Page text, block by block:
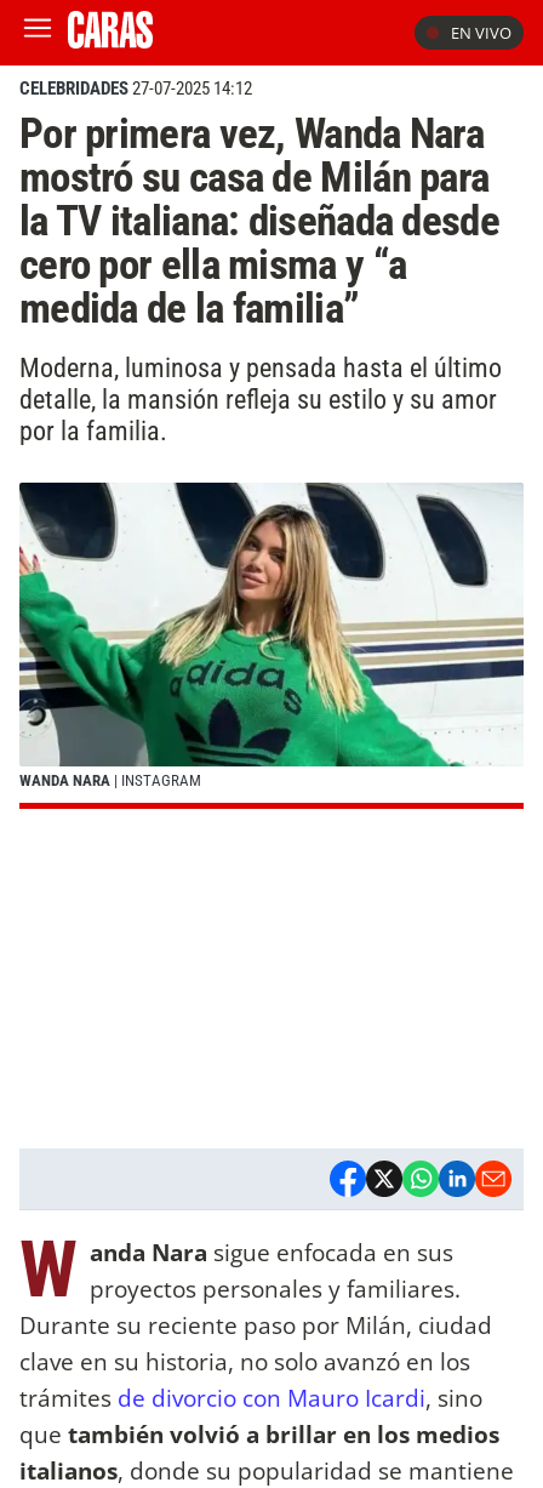
EN VIVO
CELEBRIDADES27-07-2025 14:12
Por primera vez, Wanda Nara
mostró su casa de Milán para
la TV italiana: diseñada desde
cero por ella misma y “a
medida de la familia”
Moderna, luminosa y pensada hasta el último
detalle, la mansión refleja su estilo y su amor
por la familia.
WANDA NARA | INSTAGRAM
W anda Nara sigue enfocada en sus
proyectos personales y familiares.
Durante su reciente paso por Milán, ciudad
clave en su historia, no solo avanzó en los
trámites de divorcio con Mauro Icardi, sino
que también volvió a brillar en los medios
italianos, donde su popularidad se mantiene